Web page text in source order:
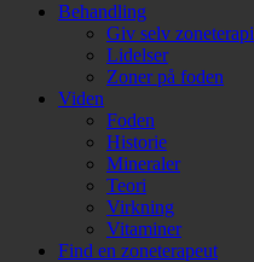
Behandling
Giv selv zoneterapi
Lidelser
Zoner på foden
Viden
Foden
Historie
Mineraler
Teori
Virkning
Vitaminer
Find en zoneterapeut